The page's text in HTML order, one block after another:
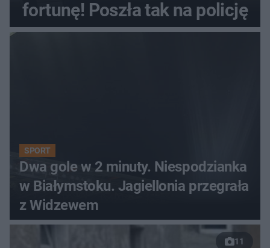
fortunę! Poszła tak na policję
SPORT
Dwa gole w 2 minuty. Niespodzianka
w Białymstoku. Jagiellonia przegrała
z Widzewem
11